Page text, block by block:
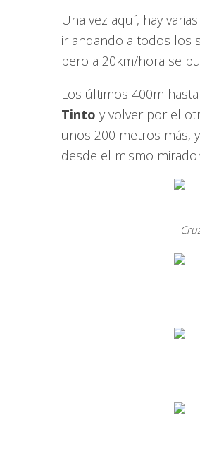
Una vez aquí, hay
ir andando a todos los
pero a 20km/hora se
Los últimos 400m
Tinto y volver por el
unos 200 metros más,
desde el mismo